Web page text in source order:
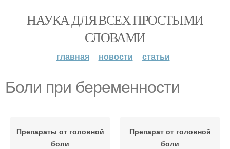
НАУКА ДЛЯ ВСЕХ ПРОСТЫМИ
СЛОВАМИ
главная новости статьи
Боли при беременности
Препараты от головной
боли
Препарат от головной
боли